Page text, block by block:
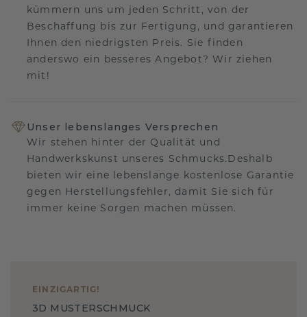
kümmern uns um jeden Schritt, von der
Beschaffung bis zur Fertigung, und garantieren
Ihnen den niedrigsten Preis. Sie finden
anderswo ein besseres Angebot? Wir ziehen
mit!
Unser lebenslanges Versprechen
Wir stehen hinter der Qualität und
Handwerkskunst unseres Schmucks.Deshalb
bieten wir eine lebenslange kostenlose Garantie
gegen Herstellungsfehler, damit Sie sich für
immer keine Sorgen machen müssen.
EINZIGARTIG !
3D MUSTERSCHMUCK